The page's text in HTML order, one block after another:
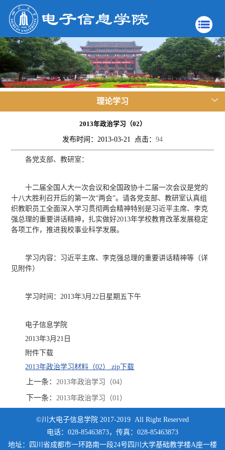
理论学习
2013年政治学习（02）
发布时间：2013-03-21 点击： 94
各党支部、教研室：
十二届全国人大一次会议和全国政协十二届一次会议是党的
十八大胜利召开后的第一次“两会”。请各党支部、教研室认真组
织教职员工全面深入学习贯彻两会精神特别是习近平主席、李克
强总理的重要讲话精神，扎实做好2013年学校教育改革发展稳定
各项工作，推进我校事业科学发展。
学习内容：习近平主席、李克强总理的重要讲话精神等（详
见附件）
学习时间：2013年3月22日星期五下午
电子信息学院
2013年3月21日
附件下载
2013年政治学习材料（02）.zip 下载
上一条： 2013年政治学习（04）
下一条： 2013年政治学习（01）
©川大电子信息学院 2017-2019 All Right Reserved
电话：028-85463873，传真：028-85463873
地址：四川省成都市一环路南一段24号四川大学基础教学楼A座一楼